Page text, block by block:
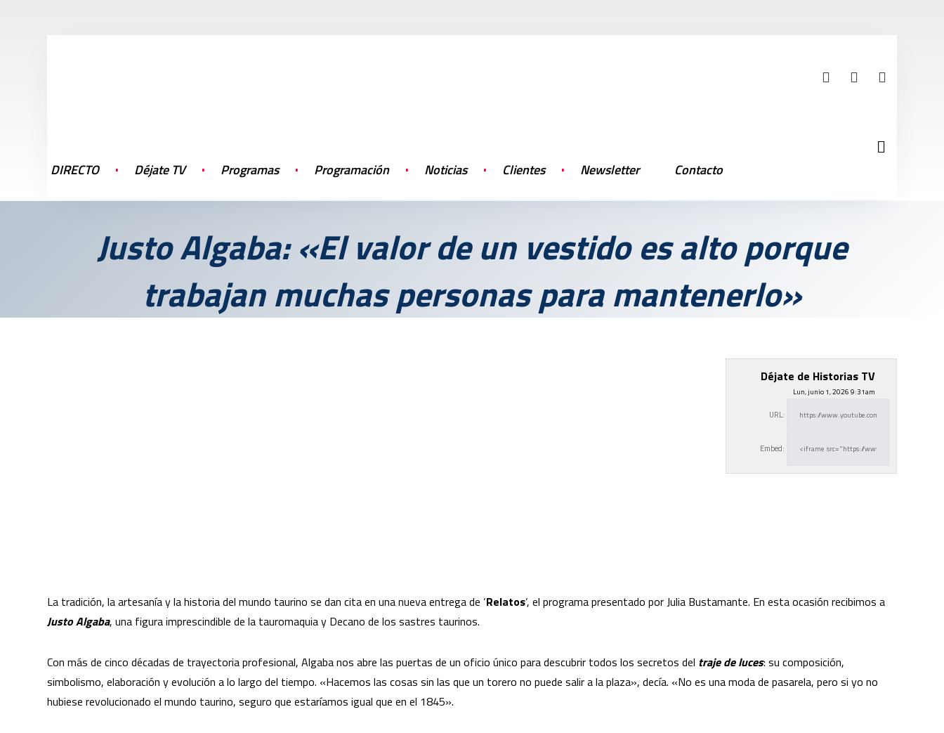
DIRECTO Déjate TV Programas Programación Noticias Clientes Newsletter Contacto
Justo Algaba: «El valor de un vestido es alto porque
trabajan muchas personas para mantenerlo»
Déjate de Historias TV
Lun, junio 1, 2026 9:31am
URL:
Embed:
La tradición, la artesanía y la historia del mundo taurino se dan cita en una nueva entrega de ‘Relatos‘, elprograma presentado por Julia Bustamante. En esta ocasión recibimos a
Justo Algaba, una figura imprescindible de la tauromaquia y Decano de los sastres taurinos.
Con más de cinco décadas de trayectoria profesional, Algaba nos abre las puertas de un oficio único para descubrir todos los secretos del traje de luces: su composición,
simbolismo, elaboración y evolución a lo largo del tiempo. «Hacemos las cosas sin las que un torero no puede salir a la plaza», decía. «No es una moda de pasarela, pero si yo no
hubiese revolucionado el mundo taurino, seguro que estaríamos igual que en el 1845».